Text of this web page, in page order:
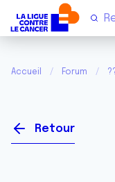
Accueil Forum
Retour